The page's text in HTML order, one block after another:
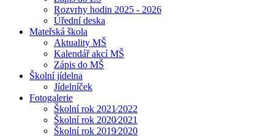
Rozvrhy hodin 2025 - 2026
Úřední deska
Mateřská škola
Aktuality MŠ
Kalendář akcí MŠ
Zápis do MŠ
Školní jídelna
Jídelníček
Fotogalerie
Školní rok 2021⁄2022
Školní rok 2020⁄2021
Školní rok 2019⁄2020